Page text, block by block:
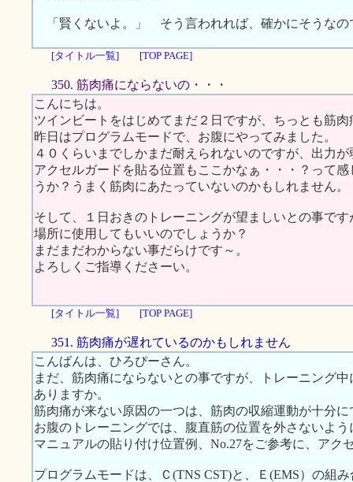
「賢くないよ。」 そう言われれば、確かにそうなの
[タイトル一覧] [TOP PAGE]
350. 筋肉痛にならないの・・・
こんにちは。
ツインビートをはじめてまだ２日ですが、ちっとも筋
昨日はプログラムモードで、お腹にやってみました。
４０くらいまでしかまだ耐えられないのですが、出力
アクセルガードを貼る位置もここかなぁ・・・？って
うか？うまく筋肉にあたっていないのかもしれません。
そして、１日おきのトレーニングが望ましいとの事で
場所に使用してもいいのでしょうか？
まだまだわからない事だらけです～。
よろしくご指導くださーい。
[タイトル一覧] [TOP PAGE]
351. 筋肉痛が遅れているのかもしれません
こんばんは、ひろぴーさん。
まだ、筋肉痛にならないとの事ですが、トレーニング
ありますか。
筋肉痛が来ない原因の一つは、筋肉の収縮運動が十分
お腹のトレーニングでは、腹直筋の位置を外さないよ
マニュアルの貼り付け位置例、No.27をご参考に、アク
プログラムモードは、Ｃ(TNS CST)と、Ｅ(EMS）の組